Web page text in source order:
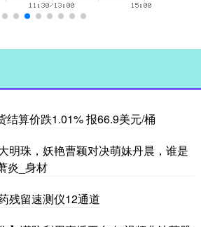
结算价跌1.01% 报66.9美元/桶
明珠，妖艳曹颖对决萌妹丹晨，谁是
炎_身材
残留速测仪12通道